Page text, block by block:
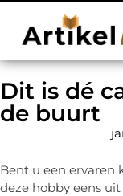
Dit is dé
de buurt
Bent u een ervaren
deze hobby eens